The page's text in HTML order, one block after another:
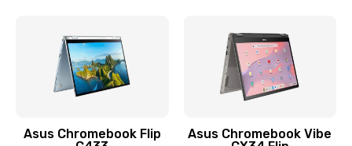
Замена кнопки Home (домой)
Заказать
Asus Chromebook Flip
Asus Chromebook Vibe